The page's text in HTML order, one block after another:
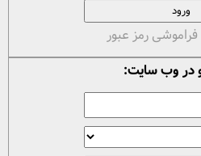
فراموشی رمز عبور
در وب سایت: